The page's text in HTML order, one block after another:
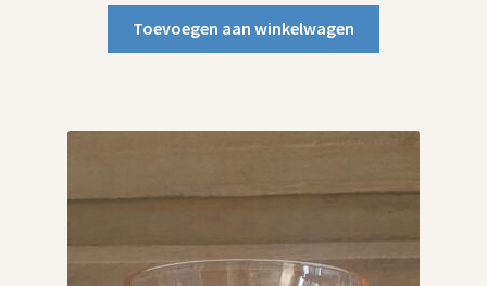
Toevoegen aan winkelwagen